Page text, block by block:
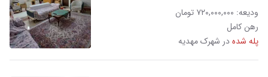
ودیعه: ۷۲۰,۰۰۰,۰۰۰ تومان
رهن کامل
پله شدهدر شهرک مهدیه